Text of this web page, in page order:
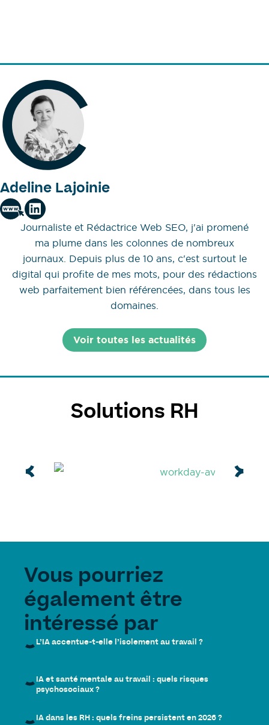
Adeline Lajoinie
Journaliste et Rédactrice Web SEO, j'ai promené
ma plume dans les colonnes de nombreux
journaux. Depuis plus de 10 ans, c'est surtout le
digital qui profite de mes mots, pour des rédactions
web parfaitement bien référencées, dans tous les
domaines.
Voir toutes les actualités
Solutions RH
Vous pourriez
également être
intéressé par
L’IA accentue-t-elle l’isolement au travail ?
IA et santé mentale au travail : quels risques
psychosociaux ?
IA dans les RH : quels freins persistent en 2026 ?